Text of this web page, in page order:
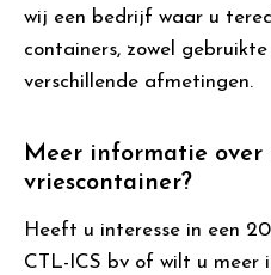
wij een bedrijf waar u
containers, zowel
verschillende afmetingen.
Meer informatie over
vriescontainer?
Heeft u interesse in een
CTL-ICS bv of wilt u meer